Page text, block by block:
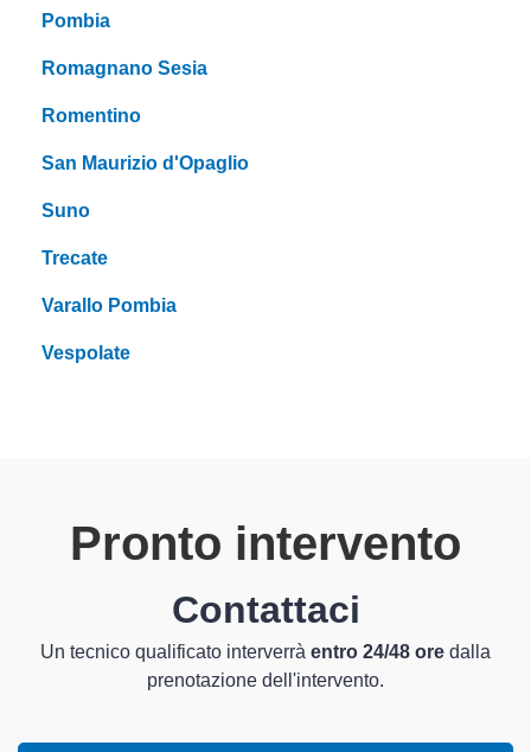
Pombia
Romagnano Sesia
Romentino
San Maurizio d'Opaglio
Suno
Trecate
Varallo Pombia
Vespolate
Pronto intervento
Contattaci
Un tecnico qualificato interverrà entro 24/48 ore dalla
prenotazione dell'intervento.